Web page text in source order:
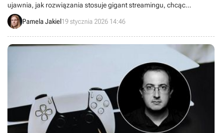
ujawnia, jak rozwiązania stosuje gigant streamingu, chcąc
dopasować się do odbiorców.
Pamela Jakiel19 stycznia 2026 14:46